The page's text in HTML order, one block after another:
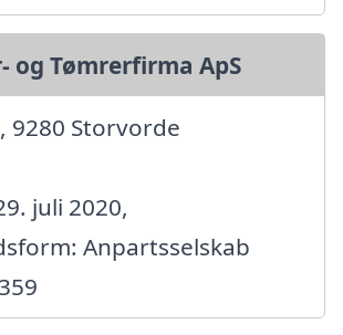
og Tømrerfirma ApS
9280 Storvorde
juli 2020,
Anpartsselskab